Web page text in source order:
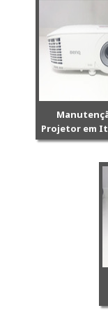
Projetor em